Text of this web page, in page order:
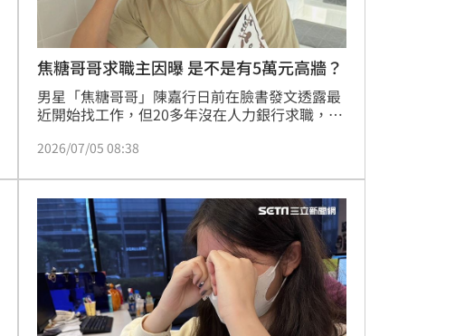
焦糖哥哥求職主因曝 是不是有5萬元高牆？
男星「焦糖哥哥」陳嘉行日前在臉書發文透露最
近開始找工作，但20多年沒在人力銀行求職，一
遣，還領了半年的失業補助，引發討論；焦糖哥
一道「5萬元高牆」？他也說，工作的本質，應
該成為一種能支撐自己生活的方式。
2026/07/05 08:38